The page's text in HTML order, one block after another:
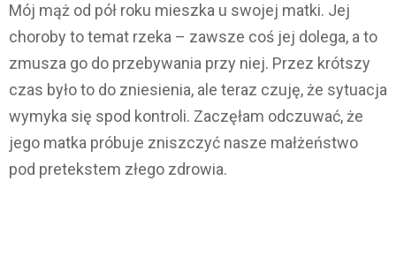
Mój mąż od pół roku mieszka u swojej matki. Jej
choroby to temat rzeka – zawsze coś jej dolega, a to
zmusza go do przebywania przy niej. Przez krótszy
czas było to do zniesienia, ale teraz czuję, że sytuacja
wymyka się spod kontroli. Zaczęłam odczuwać, że
jego matka próbuje zniszczyć nasze małżeństwo
pod pretekstem złego zdrowia.